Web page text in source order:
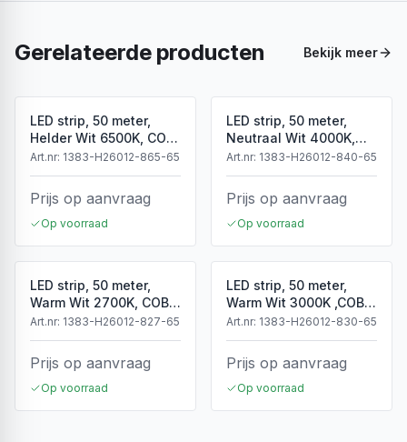
Gerelateerde producten Bekijk meer
LED strip, 50 meter,
Helder Wit 6500K, COB,
High Voltage, 220V,
IP65
Art.nr: 1383-H26012-865-65
Prijs op aanvraag
Op voorraad
LED strip, 50 meter,
Neutraal Wit 4000K,
COB, High Voltage,
220V, IP65
Art.nr: 1383-H26012-840-65
Prijs op aanvraag
Op voorraad
LED strip, 50 meter,
Warm Wit 2700K, COB,
High Voltage, 50 meter,
220V, IP65
Art.nr: 1383-H26012-827-65
Prijs op aanvraag
Op voorraad
LED strip, 50 meter,
Warm Wit 3000K ,COB,
High Voltage, 220V,
IP65
Art.nr: 1383-H26012-830-65
Prijs op aanvraag
Op voorraad